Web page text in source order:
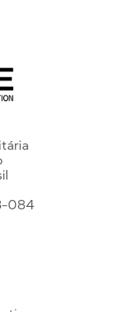
084